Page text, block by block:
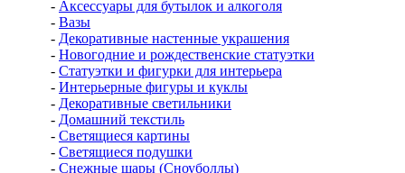
- Аксессуары для бутылок и алкоголя
- Вазы
- Декоративные настенные украшения
- Новогодние и рождественские статуэтки
- Статуэтки и фигурки для интерьера
- Интерьерные фигуры и куклы
- Декоративные светильники
- Домашний текстиль
- Светящиеся картины
- Светящиеся подушки
- Снежные шары (Сноуболлы)